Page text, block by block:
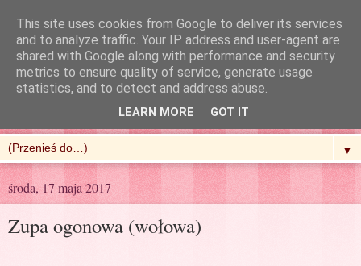
R'n'G Kitchen
▼
środa, 17 maja 2017
Zupa ogonowa (wołowa)
This site uses cookies from Google to deliver its services
and to analyze traffic. Your IP address and user-agent are
shared with Google along with performance and security
metrics to ensure quality of service, generate usage
statistics, and to detect and address abuse.
LEARN MORE GOT IT